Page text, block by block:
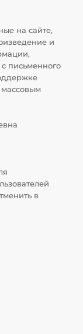
на сайте,
и
письменного
массовым
в